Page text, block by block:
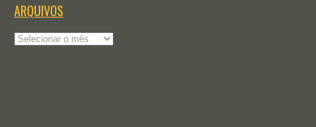
ARQUIVOS
Arquivos